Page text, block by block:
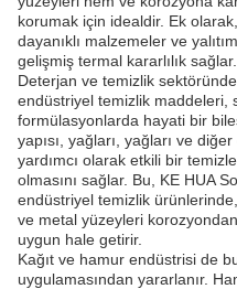
korumak için idealdir. Ek
dayanıklı malzemeler ve
gelişmiş termal kararlılık sağlar.
Deterjan ve temizlik
endüstriyel temizlik maddeleri,
formülasyonlarda hayati bir
yapısı, yağları, yağları ve
yardımcı olarak etkili bir
olmasını sağlar. Bu, KE HUA
endüstriyel temizlik
ve metal yüzeyleri
uygun hale getirir.
Kağıt ve hamur endüstrisi de
uygulamasından yararlanır.